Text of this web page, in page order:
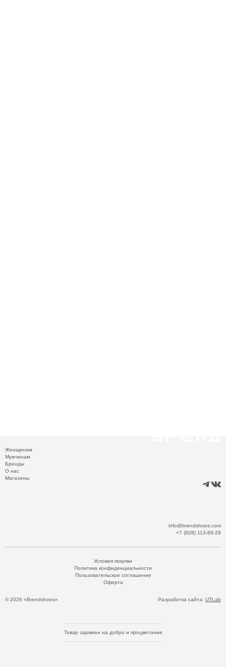
Женщинам
Мужчинам
Бренды
О нас
Магазины
info@brendshoes.com
+7 (928) 113-89-29
© 2026 «Brendshoes»
Условия покупки
Политика конфиденциальности
Пользовательское соглашение
Оферта
Разработка сайта: UTLab
Товар заряжен на добро и процветание